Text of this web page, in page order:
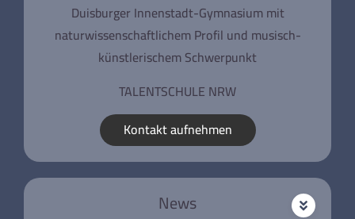
Duisburger Innenstadt-Gymnasium mit
naturwissenschaftlichem Profil und musisch-
künstlerischem Schwerpunkt
TALENTSCHULE NRW
Kontakt aufnehmen
News